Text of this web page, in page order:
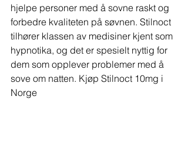
hjelpe personer med å sovne raskt og
forbedre kvaliteten på søvnen. Stilnoct
tilhører klassen av medisiner kjent som
hypnotika, og det er spesielt nyttig for
dem som opplever problemer med å
sove om natten. Kjøp Stilnoct 10mg i
Norge